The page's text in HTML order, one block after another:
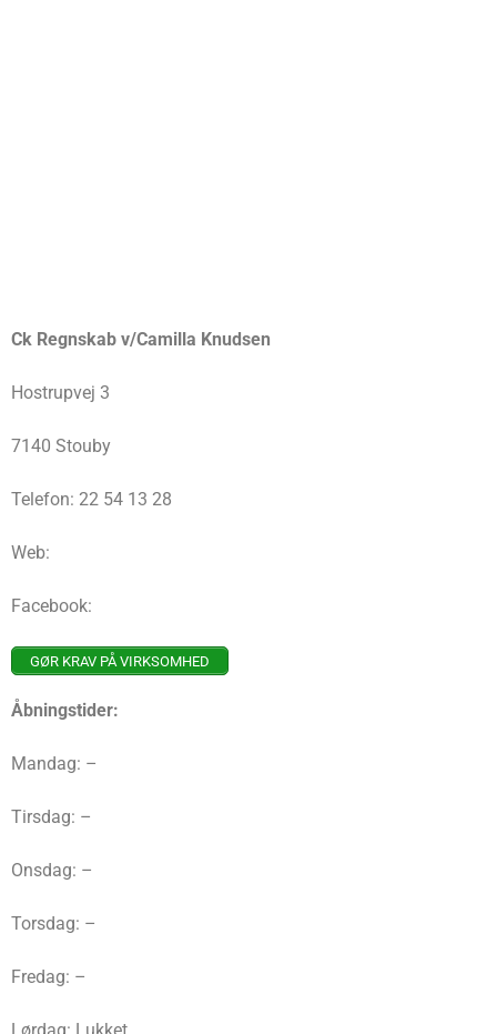
Ck Regnskab v/Camilla Knudsen
Hostrupvej 3
7140 Stouby
Telefon: 22 54 13 28
Web:
Facebook:
GØR KRAV PÅ VIRKSOMHED
Åbningstider:
Mandag: –
Tirsdag: –
Onsdag: –
Torsdag: –
Fredag: –